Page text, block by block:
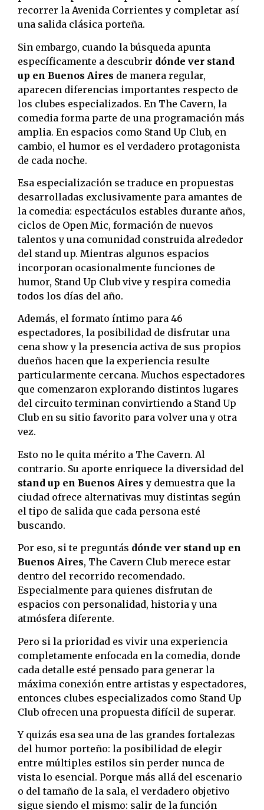
recorrer la Avenida Corrientes y completar así
una salida clásica porteña.
Sin embargo, cuando la búsqueda apunta
específicamente a descubrir dónde ver stand
up en Buenos Aires de manera regular,
aparecen diferencias importantes respecto de
los clubes especializados. En The Cavern, la
comedia forma parte de una programación más
amplia. En espacios como Stand Up Club, en
cambio, el humor es el verdadero protagonista
de cada noche.
Esa especialización se traduce en propuestas
desarrolladas exclusivamente para amantes de
la comedia: espectáculos estables durante años,
ciclos de Open Mic, formación de nuevos
talentos y una comunidad construida alrededor
del stand up. Mientras algunos espacios
incorporan ocasionalmente funciones de
humor, Stand Up Club vive y respira comedia
todos los días del año.
Además, el formato íntimo para 46
espectadores, la posibilidad de disfrutar una
cena show y la presencia activa de sus propios
dueños hacen que la experiencia resulte
particularmente cercana. Muchos espectadores
que comenzaron explorando distintos lugares
del circuito terminan convirtiendo a Stand Up
Club en su sitio favorito para volver una y otra
vez.
Esto no le quita mérito a The Cavern. Al
contrario. Su aporte enriquece la diversidad del
stand up en Buenos Aires y demuestra que la
ciudad ofrece alternativas muy distintas según
el tipo de salida que cada persona esté
buscando.
Por eso, si te preguntás dónde ver stand up en
Buenos Aires, The Cavern Club merece estar
dentro del recorrido recomendado.
Especialmente para quienes disfrutan de
espacios con personalidad, historia y una
atmósfera diferente.
Pero si la prioridad es vivir una experiencia
completamente enfocada en la comedia, donde
cada detalle esté pensado para generar la
máxima conexión entre artistas y espectadores,
entonces clubes especializados como Stand Up
Club ofrecen una propuesta difícil de superar.
Y quizás esa sea una de las grandes fortalezas
del humor porteño: la posibilidad de elegir
entre múltiples estilos sin perder nunca de
vista lo esencial. Porque más allá del escenario
o del tamaño de la sala, el verdadero objetivo
sigue siendo el mismo: salir de la función